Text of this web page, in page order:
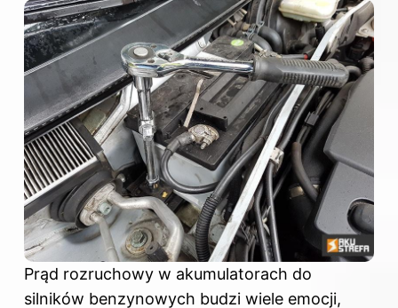
Prąd rozruchowy w akumulatorach do
silników benzynowych budzi wiele emocji,